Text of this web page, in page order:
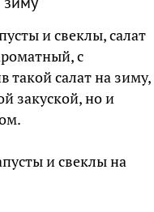
и свеклы, салат
с
такой салат на зиму,
закуской, но и
и свеклы на